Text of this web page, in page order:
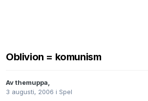
Oblivion = komunism
Avthemuppa,
3 augusti, 2006 i Spel